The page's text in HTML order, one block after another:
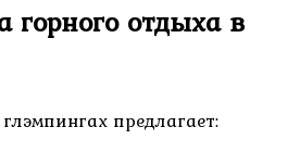
горного отдыха в
предлагает: